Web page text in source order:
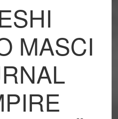
MASCI